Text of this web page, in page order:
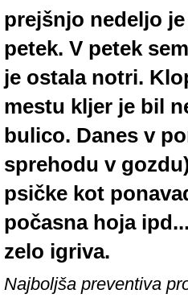
prejšnjo nedeljo
petek. V petek
je ostala notri.
mestu kljer je bil
bulico. Danes v
sprehodu v
psičke kot
počasna hoja
zelo igriva.
Najboljša preventiva